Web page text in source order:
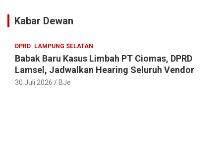
Kabar Dewan
DPRD LAMPUNG SELATAN
Babak Baru Kasus Limbah PT Ciomas, DPRD
Lamsel, Jadwalkan Hearing Seluruh Vendor
30 Juli 2026 BJe